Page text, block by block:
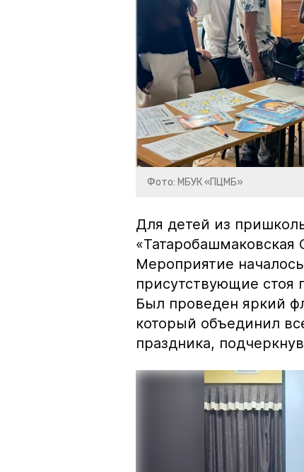
Фото: МБУК «ПЦМБ»
Для детей из
«Татаробашмаковская
Мероприятие
присутствующие стоя
Был проведен яркий
который объединил
праздника,